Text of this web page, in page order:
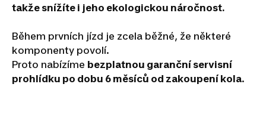
takže snížíte i jeho ekologickou náročnost.
Během prvních jízd je zcela běžné, že některé
komponenty povolí.
Proto nabízíme bezplatnou garanční servisní
prohlídku po dobu 6 měsíců od zakoupení kola.